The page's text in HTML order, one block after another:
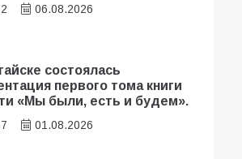
06.08.2026
состоялась
первого тома книги
«Мы были, есть и будем».
01.08.2026